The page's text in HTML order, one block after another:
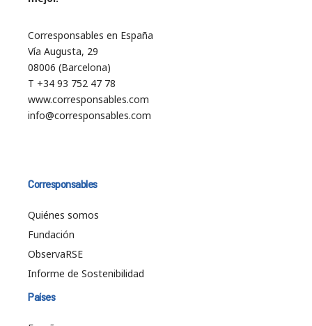
Corresponsables en España
Vía Augusta, 29
08006 (Barcelona)
T +34 93 752 47 78
www.corresponsables.com
info@corresponsables.com
Corresponsables
Quiénes somos
Fundación
ObservaRSE
Informe de Sostenibilidad
Países